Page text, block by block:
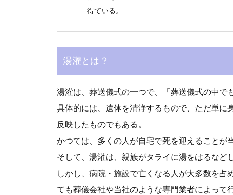
得ている。
湯灌とは？
湯灌は、葬送儀式の一つで、「葬送儀式の中で
具体的には、遺体を清浄するもので、ただ単に
反映したものでもある。
かつては、多くの人が自宅で死を迎えることが
そして、湯灌は、親族がタライに湯をはるなど
しかし、病院・施設で亡くなる人が大多数を
ても葬儀会社や当社のような専門業者によって